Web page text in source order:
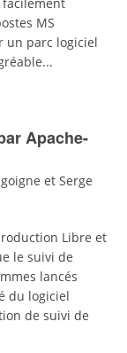
MS
un parc logiciel
Apache-
et Serge
Libre et
le suivi de
lancés
du logiciel
de suivi de